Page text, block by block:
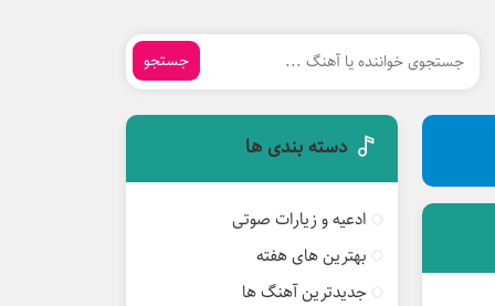
جستجو
دسته بندی ها
ادعیه و زیارات صوتی
بهترین های هفته
جدیدترین آهنگ ها